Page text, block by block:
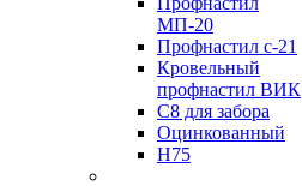
МП-20
Профнастил с-21
Кровельный
профнастил ВИК
С8 для забора
Оцинкованный
Н75